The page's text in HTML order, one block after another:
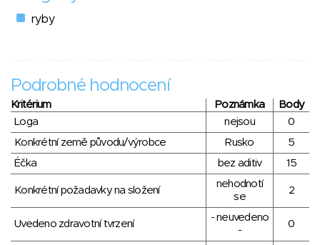
ryby
Podrobné hodnocení
Kritérium Poznámka
Body
Loga
nejsou
0
Konkrétní země původu/výrobce
Rusko
5
Éčka
bez aditiv 15
Konkrétní požadavky na složení
nehodnotí
se
2
Uvedeno zdravotní tvrzení
- neuvedeno
-
0